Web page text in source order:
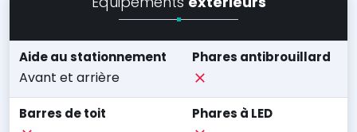
Aide au stationnement
Avant et arrière
Phares antibrouillard
Barres de toit Phares à LED